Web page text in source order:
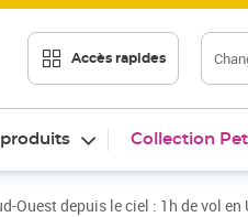
Accès rapides
Collection
Ouest depuis le ciel : 1h de vol